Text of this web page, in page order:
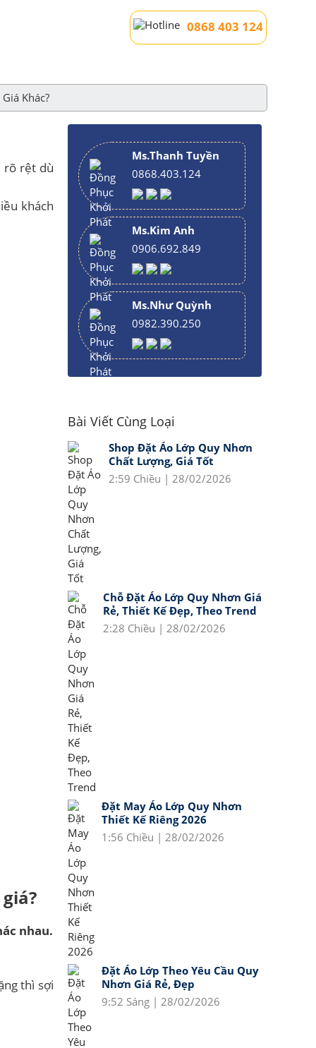
0868 403 124
Khác?
rõ rệt dù
khách
nhau.
thì sợi
Ms.Thanh Tuyền
0868.403.124
Ms.Kim Anh
0906.692.849
Ms.Như Quỳnh
0982.390.250
Bài Viết Cùng Loại
Shop Đặt Áo Lớp Quy Nhơn
Chất Lượng, Giá Tốt
2:59 Chiều | 28/02/2026
Chỗ Đặt Áo Lớp Quy Nhơn Giá
Rẻ, Thiết Kế Đẹp, Theo Trend
2:28 Chiều | 28/02/2026
Đặt May Áo Lớp Quy Nhơn
Thiết Kế Riêng 2026
1:56 Chiều | 28/02/2026
Đặt Áo Lớp Theo Yêu Cầu Quy
Nhơn Giá Rẻ, Đẹp
9:52 Sáng | 28/02/2026